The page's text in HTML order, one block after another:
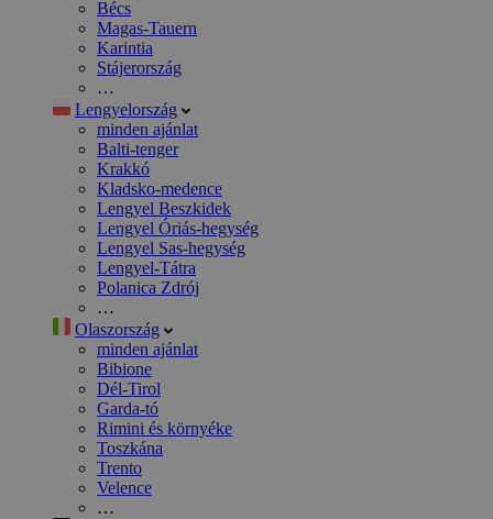
Bécs
Magas-Tauern
Karintia
Stájerország
…
Lengyelország
minden ajánlat
Balti-tenger
Krakkó
Kladsko-medence
Lengyel Beszkidek
Lengyel Óriás-hegység
Lengyel Sas-hegység
Lengyel-Tátra
Polanica Zdrój
…
Olaszország
minden ajánlat
Bibione
Dél-Tirol
Garda-tó
Rimini és környéke
Toszkána
Trento
Velence
…